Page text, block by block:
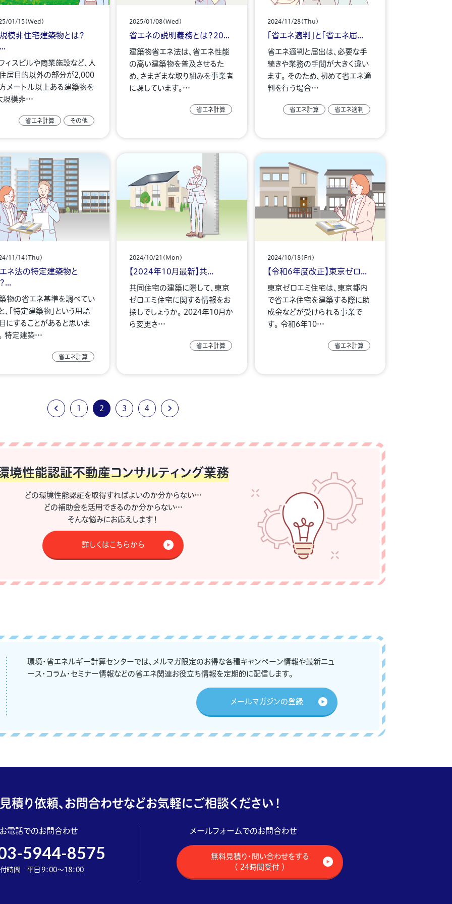
01/15(Wed)
模非住宅建築物とは？
ィスビルや商業施設など、人
居目的以外の部分が2,000
メートル以上ある建築物を
規模非…
省エネ計算 その他
2025/01/08(Wed)
省エネの説明義務とは？20...
建築物省エネ法は、省エネ性能
の高い建築物を普及させるた
め、さまざまな取り組みを事業者
に課しています。…
省エネ計算
2024/11/28(Thu)
「省エネ適判」と「省エネ届...
省エネ適判と届出は、必要な手
続きや業務の手間が大きく違い
ます。 そのため、初めて省エネ適
判を行う場合…
省エネ計算 省エネ適判
11/14(Thu)
ネ法の特定建築物と
...
物の省エネ基準を調べてい
、「特定建築物」という用語
にすることがあると思いま
特定建築…
省エネ計算
2024/10/21(Mon)
【2024年10月最新】共...
共同住宅の建築に際して、東京
ゼロエミ住宅に関する情報をお
探しでしょうか。 2024年10月か
ら変更さ…
省エネ計算
2024/10/18(Fri)
【令和6年度改正】東京ゼロ...
東京ゼロエミ住宅は、東京都内
で省エネ住宅を建築する際に助
成金などが受けられる事業で
す。 令和6年10…
省エネ計算
1 2 3 4
境性能認証不動産コンサルティング業務
どの環境性能認証を取得すればよいのか分からない…
どの補助金を活用できるのか分からない…
そんな悩みにお応えします！
詳しくはこちらから
環境・省エネルギー計算センターでは、メルマガ限定のお得な各種キャンペーン情報や最新ニュ
ース・コラム・セミナー情報などの省エネ関連お役立ち情報を定期的に配信します。
メールマガジンの登録
見積り依頼、お問合わせなどお気軽にご相談ください！
お電話でのお問合わせ
5944-8575
時間 平日 9：00～18：00
メールフォームでのお問合わせ
無料見積り・問い合わせをする
（ 24時間受付 ）